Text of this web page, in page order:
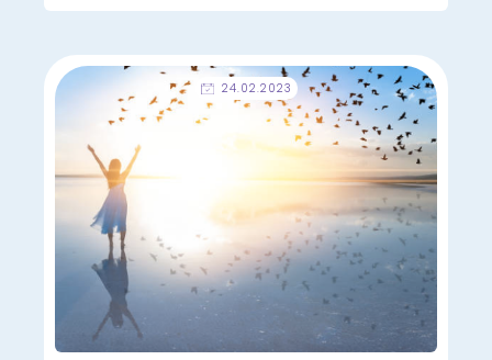
24.02.2023